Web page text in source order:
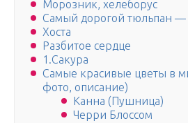
Морозник, хелеборус
Самый дорогой тюльпан —
Хоста
Разбитое сердце
1.Сакура
Самые красивые цветы в
фото, описание)
Канна (Пушница)
Черри Блоссом